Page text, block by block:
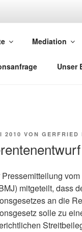
Mediation
Unser
2010 VON GERFRIED
Pressemitteilung
mitgeteilt, dass
an die
solle zu